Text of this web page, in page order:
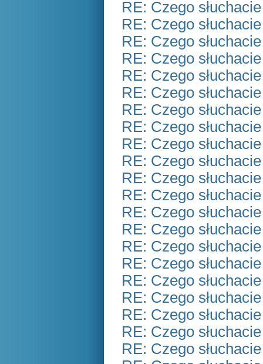
RE: Czego
RE: Czego
RE: Czego
RE: Czego
RE: Czego
RE: Czego
RE: Czego
RE: Czego
RE: Czego
RE: Czego
RE: Czego
RE: Czego
RE: Czego
RE: Czego
RE: Czego
RE: Czego
RE: Czego
RE: Czego
RE: Czego
RE: Czego
RE: Czego